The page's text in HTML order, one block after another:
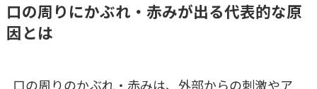
口の周りにかぶれ・赤みが出る代表的な原
因とは